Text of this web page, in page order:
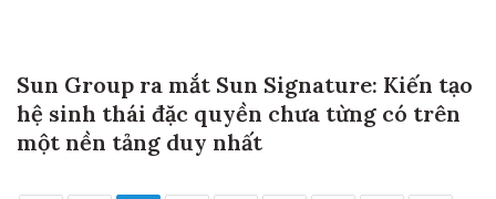
Sun Group ra mắt Sun Signature: Kiến tạo
hệ sinh thái đặc quyền chưa từng có trên
một nền tảng duy nhất